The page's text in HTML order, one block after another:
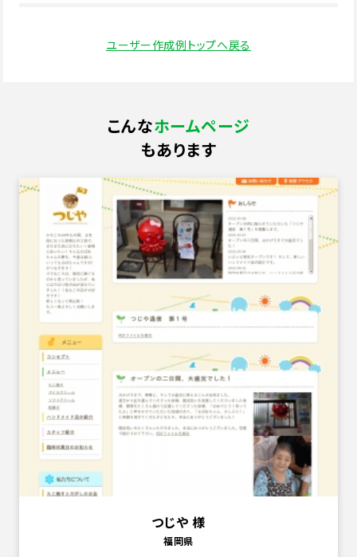
ユーザー作成例トップへ戻る
こんなホームページ
もあります
つじや 様
福岡県